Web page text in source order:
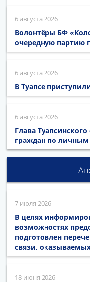
6 августа 2026
Волонтёры БФ
очередную партию
6 августа 2026
В Туапсе
6 августа 2026
Глава
граждан по личным
7 июля 2026
В целях
возможностях
подготовлен
связи,
18 июня 2026